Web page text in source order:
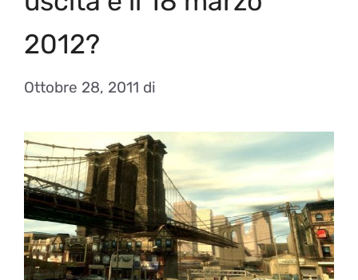
2012?
Ottobre 28, 2011 di